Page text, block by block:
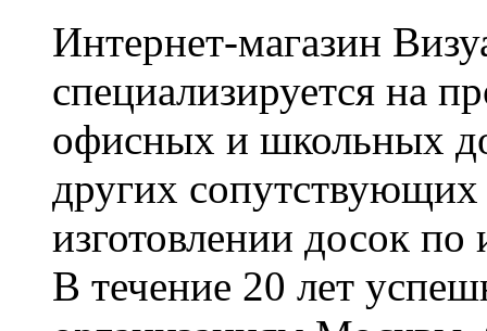
Интернет-магазин
специализируется на
офисных и школьных
других сопутствующих
изготовлении досок по
В течение 20 лет